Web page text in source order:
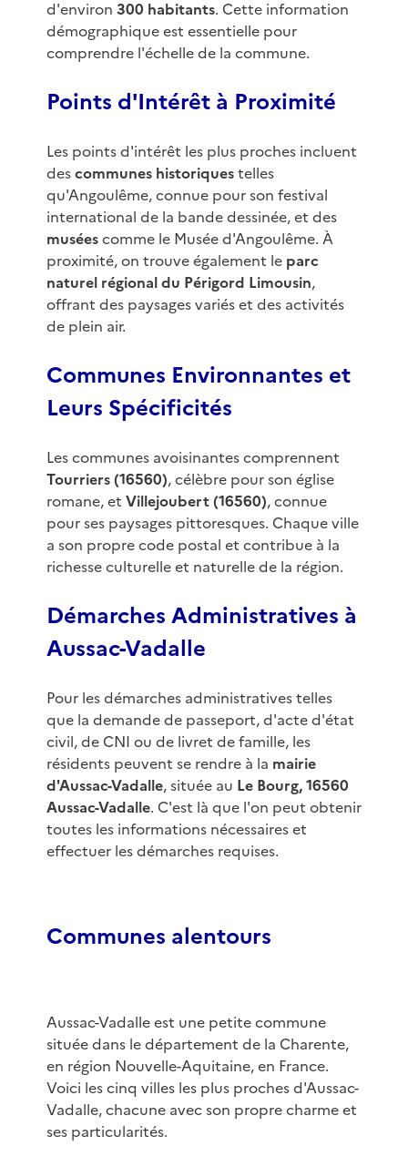
d'environ 300 habitants. Cette information
démographique est essentielle pour
comprendre l'échelle de la commune.
Points d'Intérêt à Proximité
Les points d'intérêt les plus proches incluent
descommunes historiquestelles
qu'Angoulême, connue pour son festival
international de la bande dessinée, et des
muséescomme le Musée d'Angoulême. À
proximité, on trouve également le parc
naturel régional du Périgord Limousin,
offrant des paysages variés et des activités
de plein air.
Communes Environnantes et
Leurs Spécificités
Les communes avoisinantes comprennent
Tourriers (16560), célèbre pour son église
romane, et Villejoubert (16560), connue
pour ses paysages pittoresques. Chaque ville
a son propre code postal et contribue à la
richesse culturelle et naturelle de la région.
Démarches Administratives à
Aussac-Vadalle
Pour les démarches administratives telles
que la demande de passeport, d'acte d'état
civil, de CNI ou de livret de famille, les
résidents peuvent se rendre à la mairie
d'Aussac-Vadalle, située au Le Bourg, 16560
Aussac-Vadalle. C'est là que l'on peut obtenir
toutes les informations nécessaires et
effectuer les démarches requises.
Communes alentours
Aussac-Vadalle est une petite commune
située dans le département de la Charente,
en région Nouvelle-Aquitaine, en France.
Voici les cinq villes les plus proches d'Aussac-
Vadalle, chacune avec son propre charme et
ses particularités.